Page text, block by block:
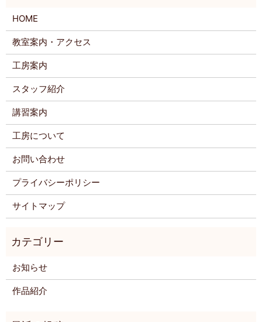
HOME
教室案内・アクセス
工房案内
スタッフ紹介
講習案内
工房について
お問い合わせ
プライバシーポリシー
サイトマップ
お知らせ
作品紹介